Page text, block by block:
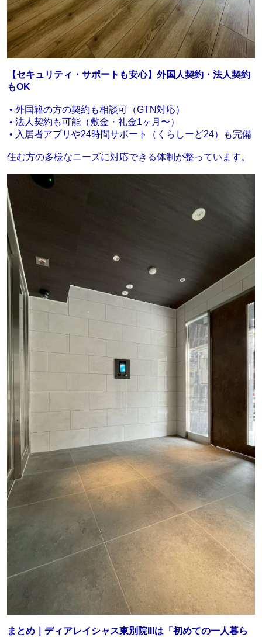
【セキュリティ・サポートも安心】外国人契約・法人契約
もOK
• 外国籍の方の契約も相談可（GTN対応）
• 法人契約も可能（敷金・礼金1ヶ月〜）
• 入居者アプリや24時間サポート（くらしーど24）も完備
住む方の多様なニーズに対応できる体制が整っています。
まとめ｜ディアレイシャス東別院IIIは「初めての一人暮ら